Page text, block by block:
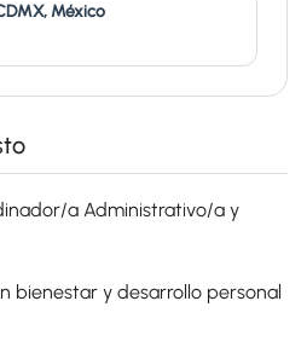
México
a Administrativo/a y
bienestar y desarrollo personal